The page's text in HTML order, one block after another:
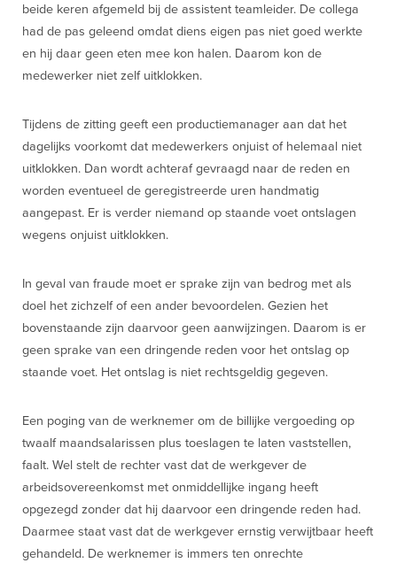
beide keren afgemeld bij de assistent teamleider. De collega
had de pas geleend omdat diens eigen pas niet goed werkte
en hij daar geen eten mee kon halen. Daarom kon de
medewerker niet zelf uitklokken.
Tijdens de zitting geeft een productiemanager aan dat het
dagelijks voorkomt dat medewerkers onjuist of helemaal niet
uitklokken. Dan wordt achteraf gevraagd naar de reden en
worden eventueel de geregistreerde uren handmatig
aangepast. Er is verder niemand op staande voet ontslagen
wegens onjuist uitklokken.
In geval van fraude moet er sprake zijn van bedrog met als
doel het zichzelf of een ander bevoordelen. Gezien het
bovenstaande zijn daarvoor geen aanwijzingen. Daarom is er
geen sprake van een dringende reden voor het ontslag op
staande voet. Het ontslag is niet rechtsgeldig gegeven.
Een poging van de werknemer om de billijke vergoeding op
twaalf maandsalarissen plus toeslagen te laten vaststellen,
faalt. Wel stelt de rechter vast dat de werkgever de
arbeidsovereenkomst met onmiddellijke ingang heeft
opgezegd zonder dat hij daarvoor een dringende reden had.
Daarmee staat vast dat de werkgever ernstig verwijtbaar heeft
gehandeld. De werknemer is immers ten onrechte